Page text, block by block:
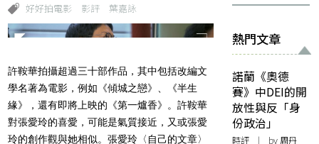
好好拍電影 影評 葉嘉詠
許鞍華拍攝超過三十部作品，其中包括改編文
學名著為電影，例如《傾城之戀》、《半生
緣》，還有即將上映的《第一爐香》。許鞍華
對張愛玲的喜愛，可能是氣質接近，又或張愛
玲的創作觀與她相似。張愛玲〈自己的文章〉
熱門文章
諾蘭《奧德
賽》中DEI的開
放性與反「身
份政治」
時評 | by周丹